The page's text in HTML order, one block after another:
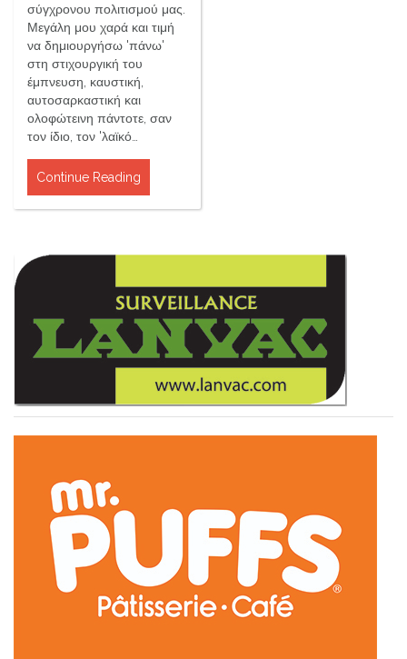
σύγχρονου πολιτισμού μας.
Μεγάλη μου χαρά και τιμή
να δημιουργήσω 'πάνω'
στη στιχουργική του
έμπνευση, καυστική,
αυτοσαρκαστική και
ολοφώτεινη πάντοτε, σαν
τον ίδιο, τον 'λαϊκό…
Continue Reading